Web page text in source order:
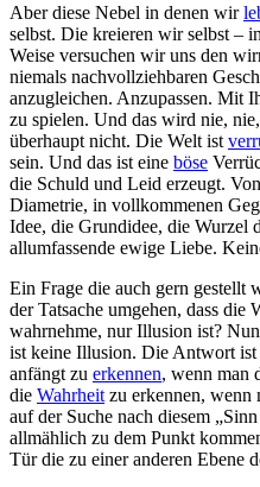
Aber diese Nebel in denen wir
selbst. Die kreieren wir selbst –
Weise versuchen wir uns den
niemals nachvollziehbaren
anzugleichen. Anzupassen. Mit
zu spielen. Und das wird nie,
überhaupt nicht. Die Welt ist
sein. Und das ist eine böse
die Schuld und Leid erzeugt.
Diametrie, in vollkommenen
Idee, die Grundidee, die Wurzel
allumfassende ewige Liebe.
Ein Frage die auch gern gestellt
der Tatsache umgehen, dass die
wahrnehme, nur Illusion ist?
ist keine Illusion. Die Antwort ist
anfängt zu erkennen, wenn man
die Wahrheit zu erkennen, wenn
auf der Suche nach diesem
allmählich zu dem Punkt
Tür die zu einer anderen Ebene